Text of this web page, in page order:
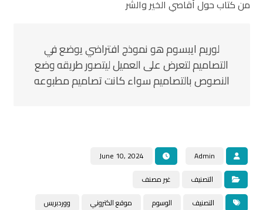
من كتاب حول أقاصي الخير والشر
لوريم ايبسوم هو نموذج افتراضي يوضع في
التصاميم لتعرض على العميل ليتصور طريقه وضع
النصوص بالتصاميم سواء كانت تصاميم مطبوعه
Admin
June 10, 2024
التصنيف
غير مصنف
التصنيف
الوسوم موقع الكتروني ووردبريس